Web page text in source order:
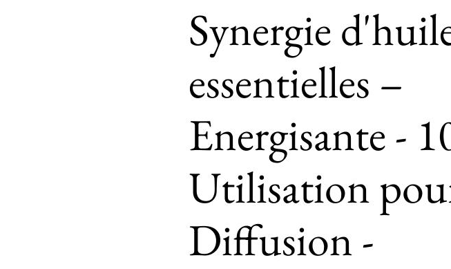
Synergie
essentielles –
Energisante -
Utilisation
Diffusion -